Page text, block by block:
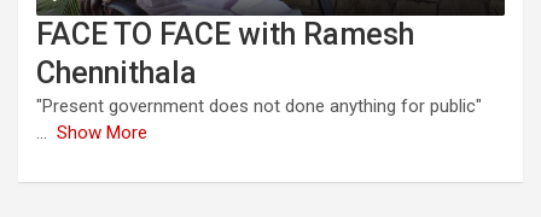
FACE TO FACE with Ramesh
Chennithala
"Present government does not done anything for public"
... Show More